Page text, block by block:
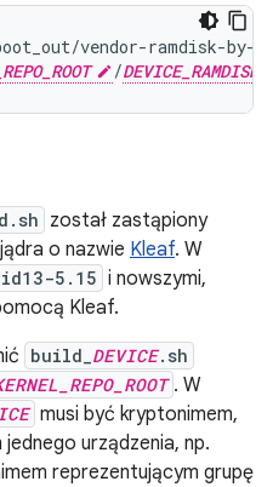
vendor-ramdisk-by-
/
został zastąpiony
o nazwie Kleaf. W
5.15 i nowszymi,
Kleaf.
build_ DEVICE.sh
. W
musi być kryptonimem,
urządzenia, np.
reprezentującym grupę